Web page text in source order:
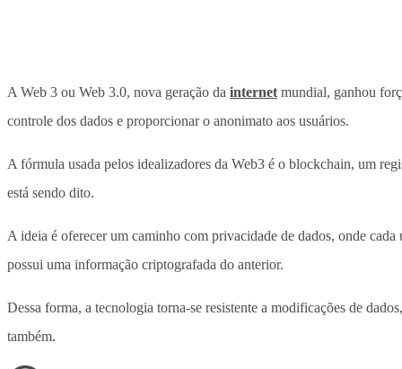
A Web 3 ou Web 3.0, nova geração da internet mundial, ganhou
controle dos dados e proporcionar o anonimato aos usuários.
A fórmula usada pelos idealizadores da Web3 é o blockchain, um
está sendo dito.
A ideia é oferecer um caminho com privacidade de dados, onde
possui uma informação criptografada do anterior.
Dessa forma, a tecnologia torna-se resistente a modificações de
também.